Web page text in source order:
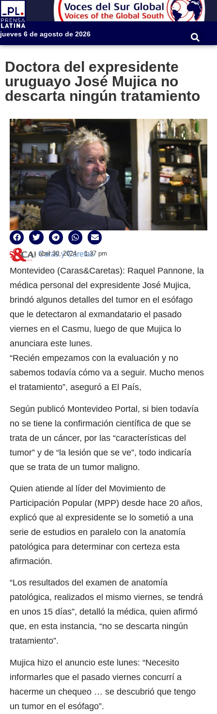
jueves 6 de agosto de 2026
Doctora del expresidente
uruguayo José Mujica no
descarta ningún tratamiento
Caras y Caretas
abril 30, 2024 1:37 pm
Montevideo (Caras&Caretas): Raquel Pannone, la
médica personal del expresidente José Mujica,
brindó algunos detalles del tumor en el esófago
que le detectaron al exmandatario el pasado
viernes en el Casmu, luego de que Mujica lo
anunciara este lunes.
“Recién empezamos con la evaluación y no
sabemos todavía cómo va a seguir. Mucho menos
el tratamiento”, aseguró a El País,
Según publicó Montevideo Portal, si bien todavía
no se tiene la confirmación científica de que se
trata de un cáncer, por las “características del
tumor” y de “la lesión que se ve”, todo indicaría
que se trata de un tumor maligno.
Quien atiende al líder del Movimiento de
Participación Popular (MPP) desde hace 20 años,
explicó que al expresidente se lo sometió a una
serie de estudios en paralelo con la anatomía
patológica para determinar con certeza esta
afirmación.
“Los resultados del examen de anatomía
patológica, realizados el mismo viernes, se tendrá
en unos 15 días”, detalló la médica, quien afirmó
que, en esta instancia, “no se descarta ningún
tratamiento”.
Mujica hizo el anuncio este lunes: “Necesito
informarles que el pasado viernes concurrí a
hacerme un chequeo … se descubrió que tengo
un tumor en el esófago”.